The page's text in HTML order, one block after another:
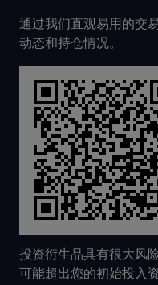
通过我们直观易用的交
动态和持仓情况。
投资衍生品具有很大风
可能超出您的初始投入